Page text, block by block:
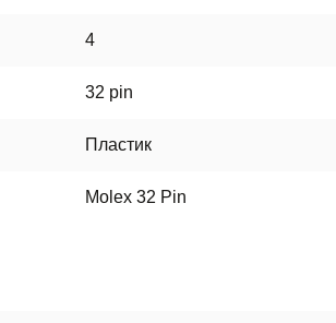
4
32 pin
Пластик
Molex 32 Pin